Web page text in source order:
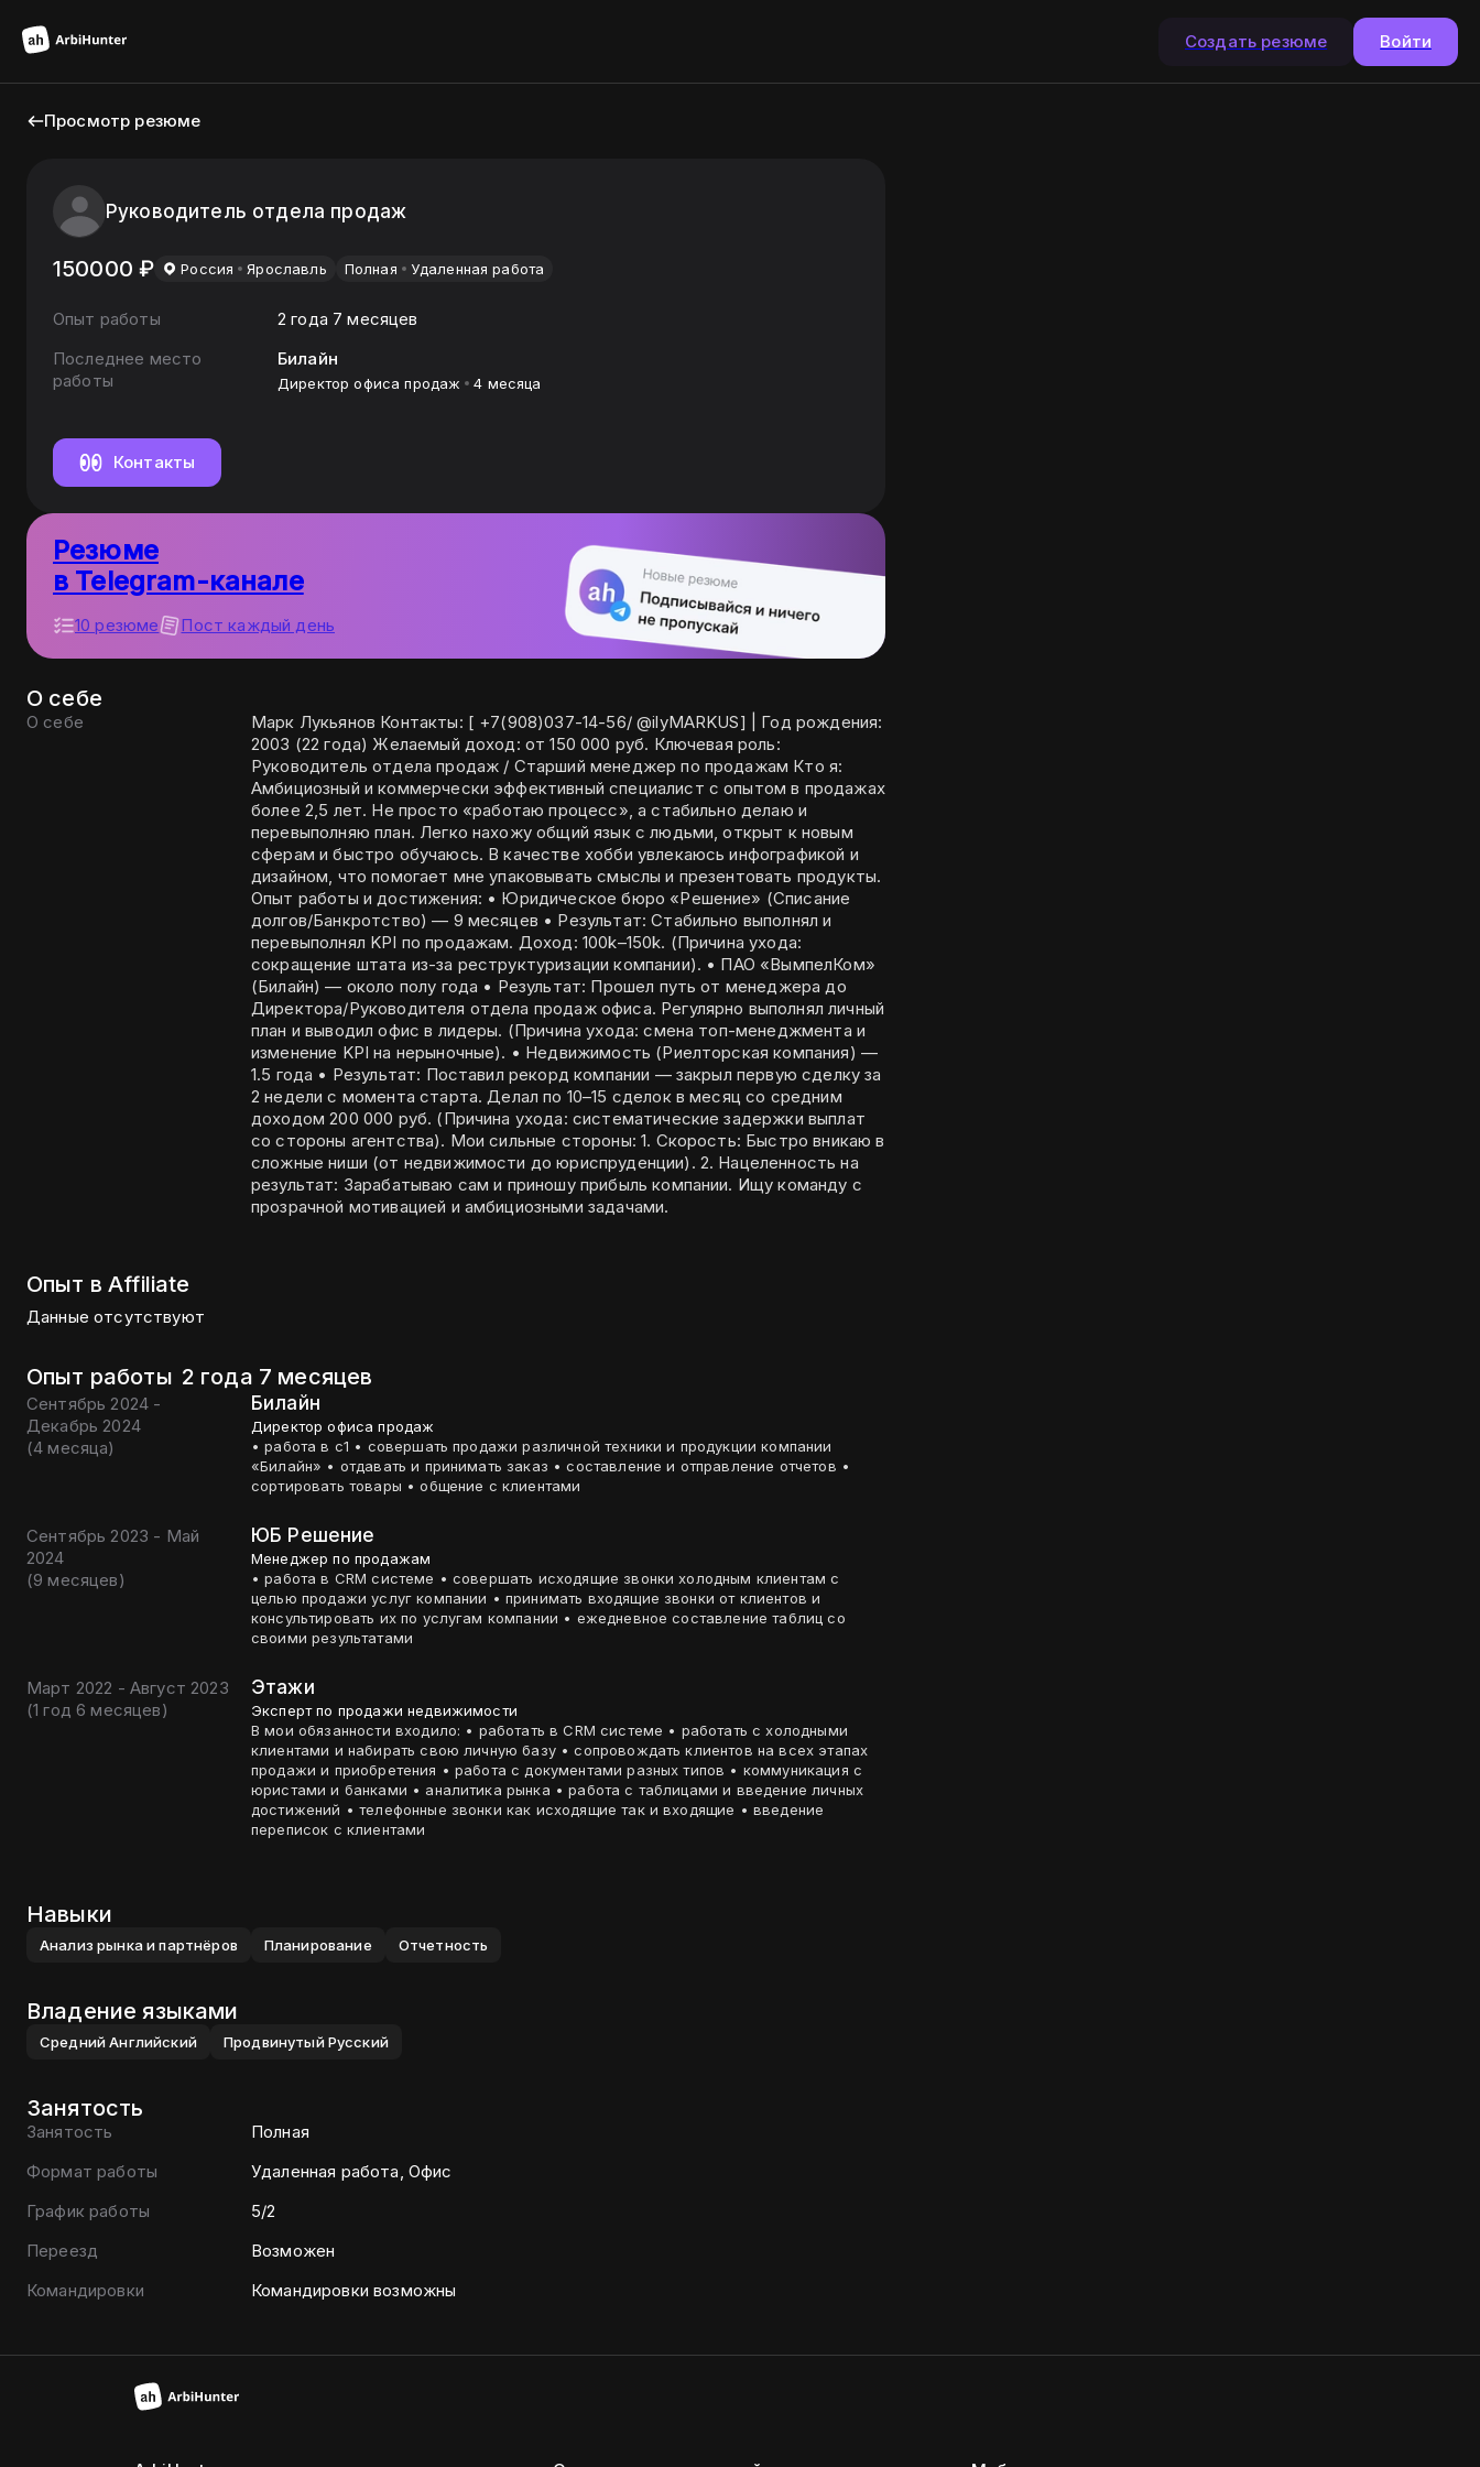
Создать резюме Войти
Просмотр резюме
Руководитель отдела продаж
150000 ₽ Россия Ярославль Полная Удаленная работа
Опыт работы
2 года 7 месяцев
Последнее место
работы
Билайн
Директор офиса продаж 4 месяца
Контакты
Резюме
в Telegram-канале
10 резюме Пост каждый день
О себе
О себе
Марк Лукьянов Контакты: [ +7(908)037-14-56/ @ilyMARKUS] | Год рождения:
2003 (22 года) Желаемый доход: от 150 000 руб. Ключевая роль:
Руководитель отдела продаж / Старший менеджер по продажам Кто я:
Амбициозный и коммерчески эффективный специалист с опытом в продажах
более 2,5 лет. Не просто «работаю процесс», а стабильно делаю и
перевыполняю план. Легко нахожу общий язык с людьми, открыт к новым
сферам и быстро обучаюсь. В качестве хобби увлекаюсь инфографикой и
дизайном, что помогает мне упаковывать смыслы и презентовать продукты.
Опыт работы и достижения: • Юридическое бюро «Решение» (Списание
долгов/Банкротство) — 9 месяцев • Результат: Стабильно выполнял и
перевыполнял KPI по продажам. Доход: 100k–150k. (Причина ухода:
сокращение штата из-за реструктуризации компании). • ПАО «ВымпелКом»
(Билайн) — около полу года • Результат: Прошел путь от менеджера до
Директора/Руководителя отдела продаж офиса. Регулярно выполнял личный
план и выводил офис в лидеры. (Причина ухода: смена топ-менеджмента и
изменение KPI на нерыночные). • Недвижимость (Риелторская компания) —
1.5 года • Результат: Поставил рекорд компании — закрыл первую сделку за
2 недели с момента старта. Делал по 10–15 сделок в месяц со средним
доходом 200 000 руб. (Причина ухода: систематические задержки выплат
со стороны агентства). Мои сильные стороны: 1. Скорость: Быстро вникаю в
сложные ниши (от недвижимости до юриспруденции). 2. Нацеленность на
результат: Зарабатываю сам и приношу прибыль компании. Ищу команду с
прозрачной мотивацией и амбициозными задачами.
Опыт в Affiliate
Данные отсутствуют
Опыт работы 2 года 7 месяцев
Сентябрь 2024 -
Декабрь 2024
(4 месяца)
Билайн
Директор офиса продаж
• работа в c1 • совершать продажи различной техники и продукции компании
«Билайн» • отдавать и принимать заказ • составление и отправление отчетов •
сортировать товары • общение с клиентами
Сентябрь 2023 - Май
2024
(9 месяцев)
ЮБ Решение
Менеджер по продажам
• работа в CRM системе • совершать исходящие звонки холодным клиентам с
целью продажи услуг компании • принимать входящие звонки от клиентов и
консультировать их по услугам компании • ежедневное составление таблиц со
своими результатами
Март 2022 - Август 2023
(1 год 6 месяцев)
Этажи
Эксперт по продажи недвижимости
В мои обязанности входило: • работать в CRM системе • работать с холодными
клиентами и набирать свою личную базу • сопровождать клиентов на всех этапах
продажи и приобретения • работа с документами разных типов • коммуникация с
юристами и банками • аналитика рынка • работа с таблицами и введение личных
достижений • телефонные звонки как исходящие так и входящие • введение
переписок с клиентами
Навыки
Анализ рынка и партнёров Планирование Отчетность
Владение языками
Средний Английский Продвинутый Русский
Занятость
Занятость
Полная
Формат работы
Удаленная работа, Офис
График работы
5/2
Переезд
Возможен
Командировки
Командировки возможны